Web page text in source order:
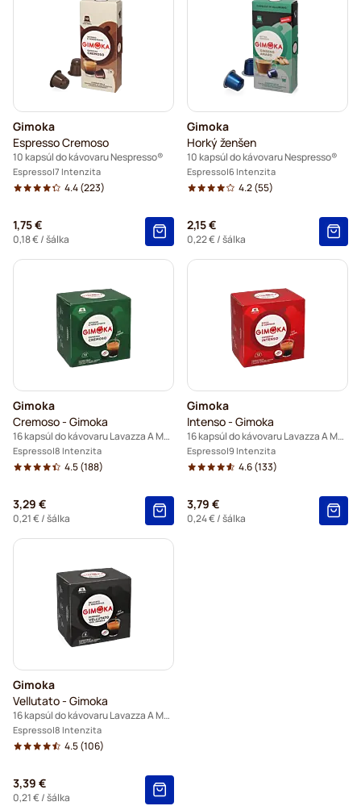
Gimoka
Espresso Cremoso
10 kapsúl do kávovaru Nespresso®
Espresso 7 Intenzita
4.4(223)
1,75 €
0,18 €/ šálka
Gimoka
Horký ženšen
10 kapsúl do kávovaru Nespresso®
Espresso 6 Intenzita
4.2(55)
2,15 €
0,22 €/ šálka
Gimoka
Cremoso - Gimoka
16 kapsúl do kávovaru Lavazza A Modo Mio
Espresso 8 Intenzita
4.5(188)
3,29 €
0,21 €/ šálka
Gimoka
Intenso - Gimoka
16 kapsúl do kávovaru Lavazza A Modo Mio
Espresso 9 Intenzita
4.6(133)
3,79 €
0,24 €/ šálka
Gimoka
Vellutato - Gimoka
16 kapsúl do kávovaru Lavazza A Modo Mio
Espresso 8 Intenzita
4.5(106)
3,39 €
0,21 €/ šálka